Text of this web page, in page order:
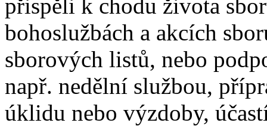
přispěli k chodu života
bohoslužbách a akcích
sborových listů, nebo
např. nedělní službou,
úklidu nebo výzdoby,